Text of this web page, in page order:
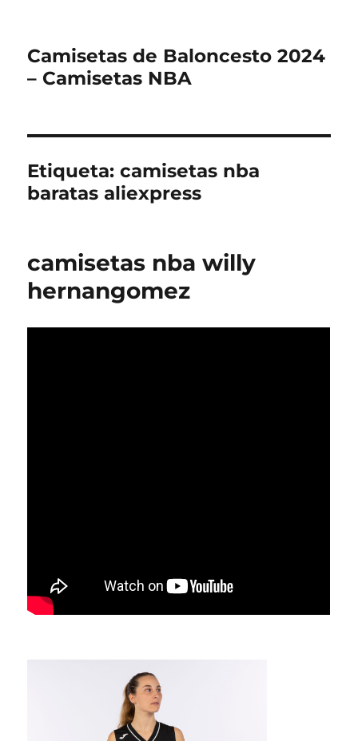
Camisetas de Baloncesto 2024
– Camisetas NBA
Etiqueta:camisetas nba
baratas aliexpress
camisetas nba willy
hernangomez